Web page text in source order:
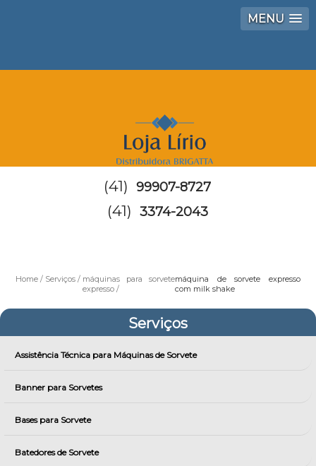
MENU
(41) 99907-8727
(41) 3374-2043
Home Serviços
máquinas para sorvete
expresso
máquina de sorvete expresso
com milk shake
Serviços
Assistência Técnica para Máquinas de Sorvete
Banner para Sorvetes
Bases para Sorvete
Batedores de Sorvete